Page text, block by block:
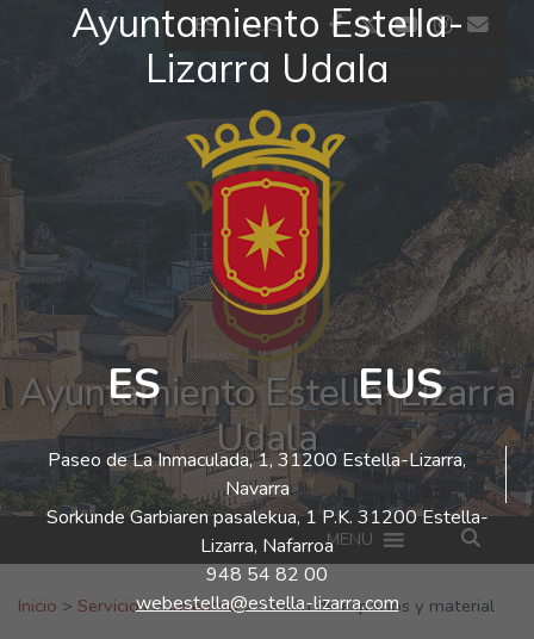
Ayuntamiento Estella-
Lizarra Udala
ES EUS
Paseo de La Inmaculada, 1, 31200 Estella-Lizarra,
Navarra
Sorkunde Garbiaren pasalekua, 1 P.K. 31200 Estella-
Lizarra, Nafarroa
948 54 82 00
webestella@estella-lizarra.com
Ir al contenido ES EUS facebook
twitter
youtube
El tiempo - Tutiempo.net
Ayuntamiento Estella-Lizarra
Udala
MENU
Buscar:
Inicio > Servicios>Juventud>Cesión de espacios y material